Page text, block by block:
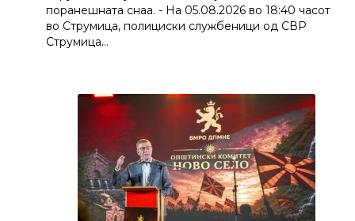
поранешната снаа. - На 05.08.2026 во 18:40 часот
во Струмица, полициски службеници од СВР
Струмица…